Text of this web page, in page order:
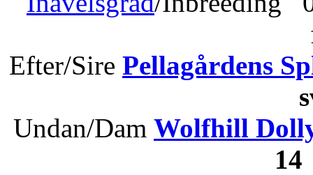
Efter/Sire Pellagårdens
Undan/Dam Wolfhill